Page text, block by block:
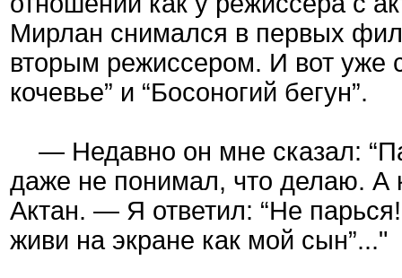
Мирлан снимался в первых
вторым режиссером. И вот уже
кочевье” и “Босоногий бегун”.
— Недавно он мне сказал:
даже не понимал, что делаю. А
Актан. — Я ответил: “Не
живи на экране как мой сын”..."